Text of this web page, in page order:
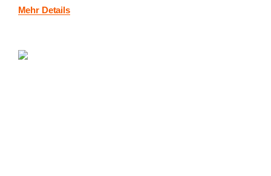
Mehr Details